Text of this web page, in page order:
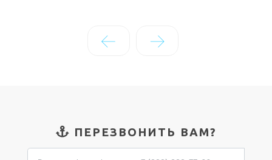
← →
ПЕРЕЗВОНИТЬ ВАМ?